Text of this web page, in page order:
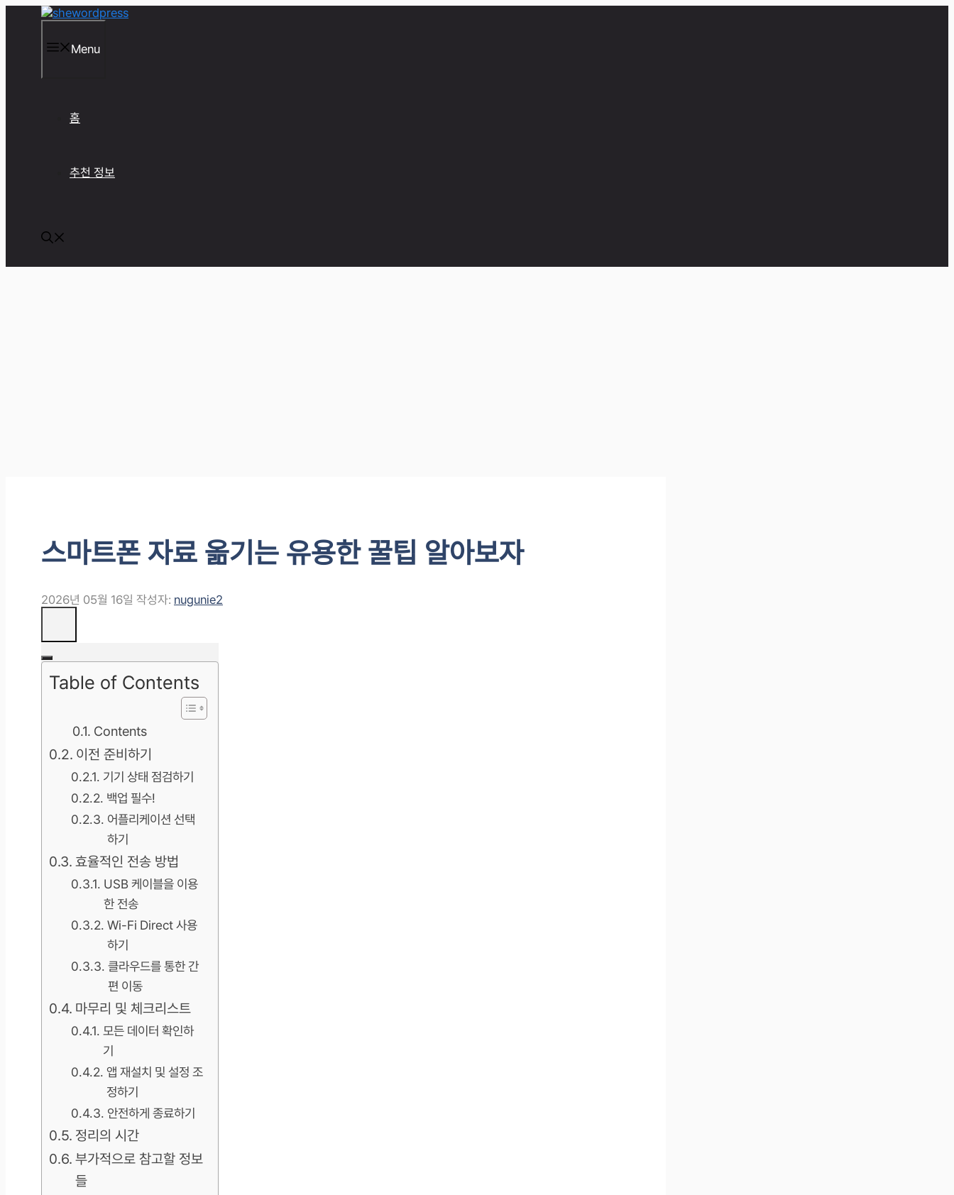
Menu
홈
추천 정보
스마트폰 자료 옮기는 유용한 꿀팁 알아보자
2026년 05월 16일 작성자: nugunie2
Table of Contents
Contents
이전 준비하기
기기 상태 점검하기
백업 필수!
어플리케이션 선택
하기
효율적인 전송 방법
USB 케이블을 이용
한 전송
Wi-Fi Direct 사용
하기
클라우드를 통한 간
편 이동
마무리 및 체크리스트
모든 데이터 확인하
기
앱 재설치 및 설정 조
정하기
안전하게 종료하기
정리의 시간
부가적으로 참고할 정보
들